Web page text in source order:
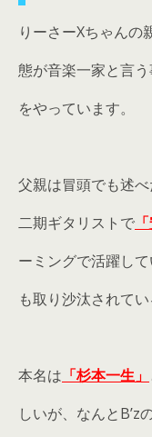
りーさーXちゃんの
態が音楽一家と言
をやっています。
父親は冒頭でも述
二期ギタリストで
ーミングで活躍し
も取り沙汰されてい
本名は 「杉本一生」
しいが、なんとB’z